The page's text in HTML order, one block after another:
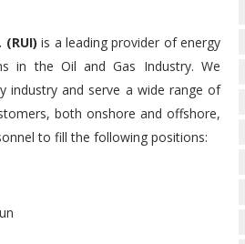
is a leading provider of energy
in the Oil and Gas Industry. We
industry and serve a wide range of
both onshore and offshore,
to fill the following positions: